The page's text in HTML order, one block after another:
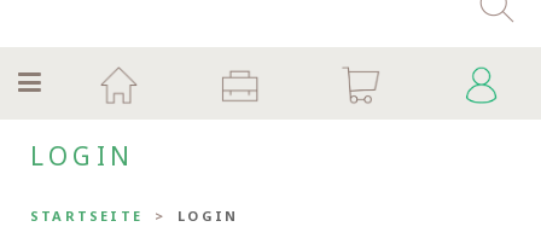
LOGIN
STARTSEITE LOGIN